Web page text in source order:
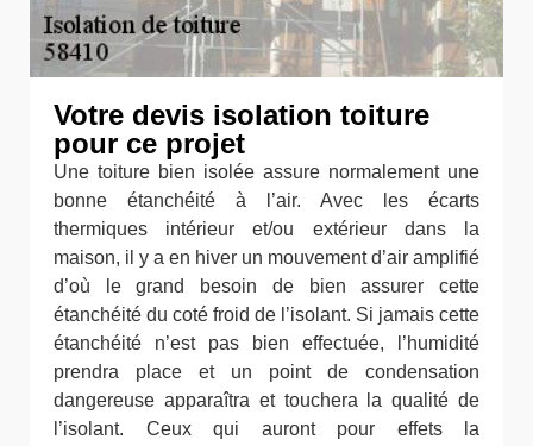
Votre devis isolation toiture
pour ce projet
Une toiture bien isolée assure normalement une
bonne étanchéité à l’air. Avec les écarts
thermiques intérieur et/ou extérieur dans la
maison, il y a en hiver un mouvement d’air amplifié
d’où le grand besoin de bien assurer cette
étanchéité du coté froid de l’isolant. Si jamais cette
étanchéité n’est pas bien effectuée, l’humidité
prendra place et un point de condensation
dangereuse apparaîtra et touchera la qualité de
l’isolant. Ceux qui auront pour effets la